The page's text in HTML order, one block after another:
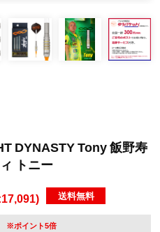
DYNASTY Tony 飯野寿
トニー
送料無料
※ポイント5倍